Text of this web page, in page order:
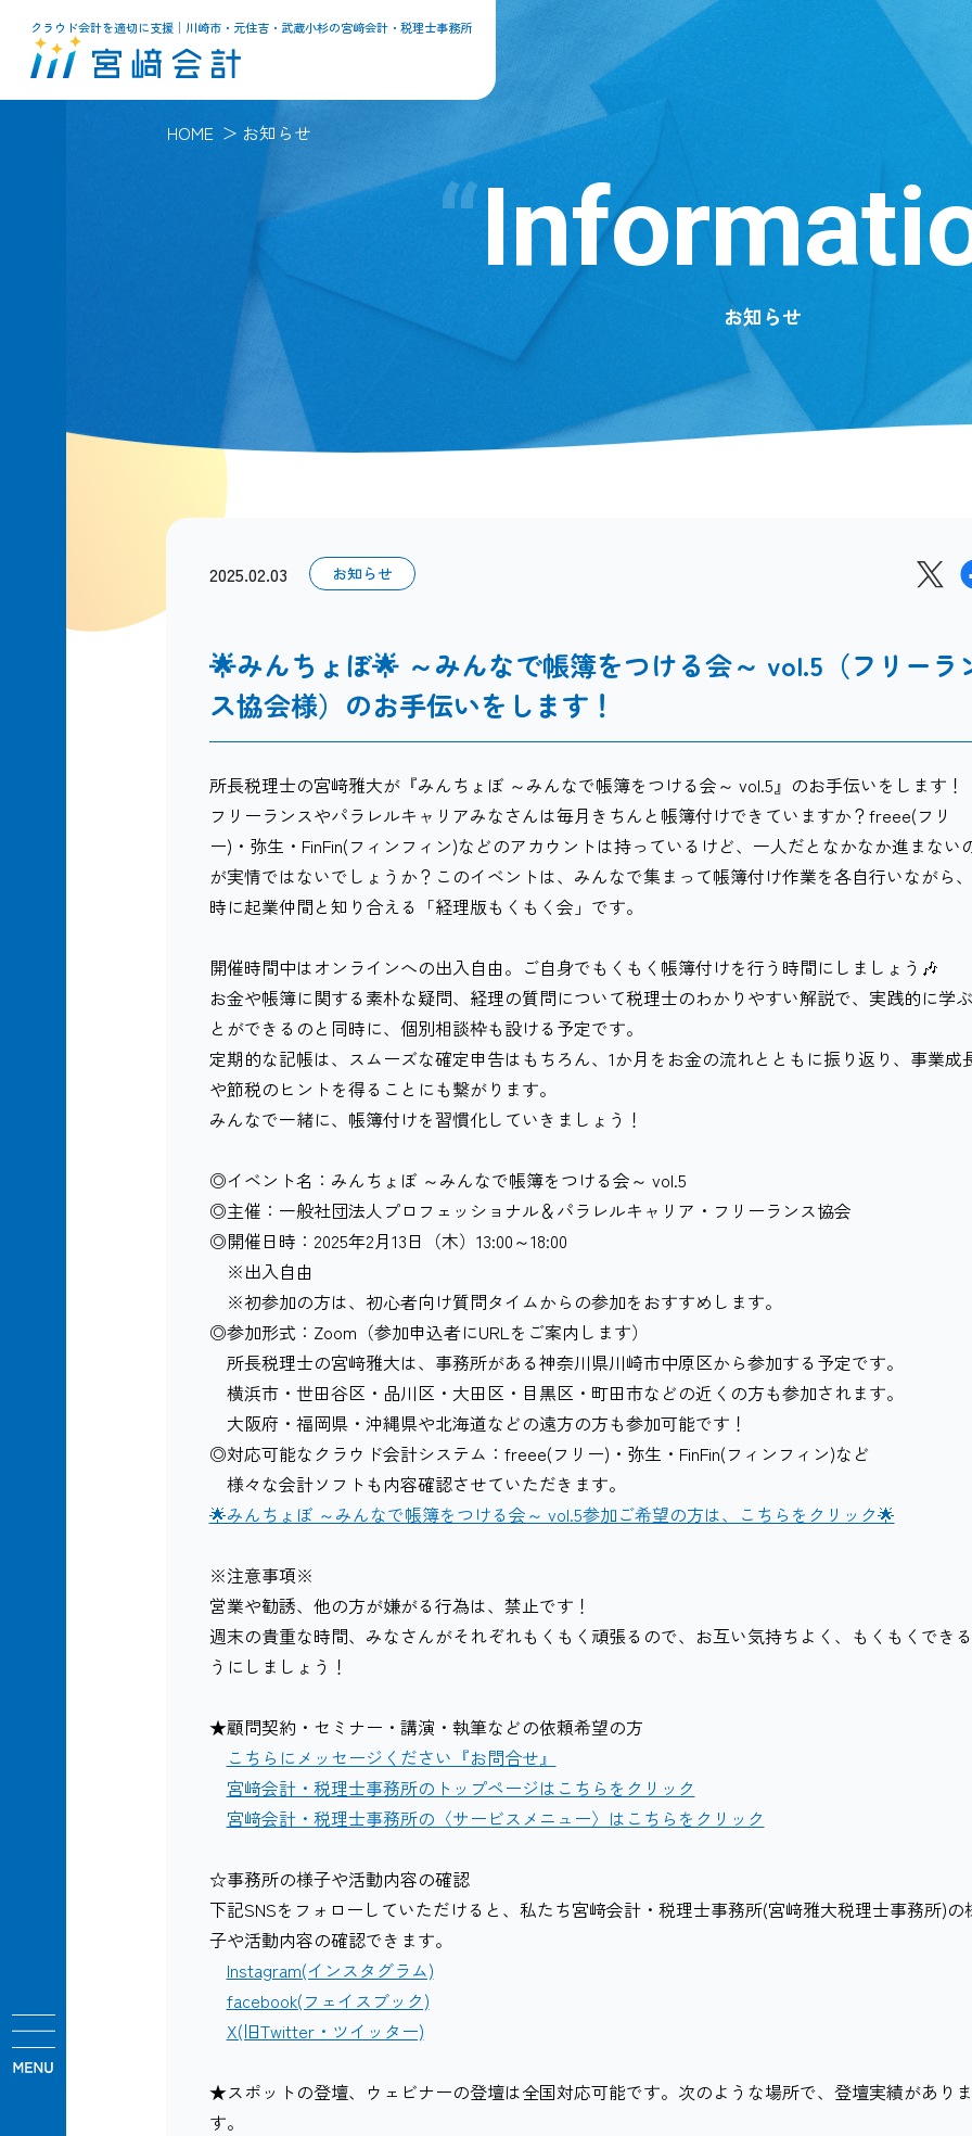
クラウド会計を適切に支援│川崎市・元住吉・武蔵小杉の宮﨑会計・税理士事務所
HOME お知らせ
お知らせ
2025.02.03 お知らせ
🌟みんちょぼ🌟 ～みんなで帳簿をつける会～ vol.5（フリーラ
ス協会様）のお手伝いをします！
所長税理士の宮﨑雅大が『みんちょぼ ～みんなで帳簿をつける会～ vol.5』のお手伝いをします！
フリーランスやパラレルキャリアみなさんは毎月きちんと帳簿付けできていますか？freee(フリ
ー)・弥生・FinFin(フィンフィン)などのアカウントは持っているけど、一人だとなかなか進まない
が実情ではないでしょうか？このイベントは、みんなで集まって帳簿付け作業を各自行いながら
時に起業仲間と知り合える「経理版もくもく会」です。
開催時間中はオンラインへの出入自由。ご自身でもくもく帳簿付けを行う時間にしましょう🎶
お金や帳簿に関する素朴な疑問、経理の質問について税理士のわかりやすい解説で、実践的に学
とができるのと同時に、個別相談枠も設ける予定です。
定期的な記帳は、スムーズな確定申告はもちろん、1か月をお金の流れとともに振り返り、事業成
や節税のヒントを得ることにも繋がります。
みんなで一緒に、帳簿付けを習慣化していきましょう！
◎イベント名：みんちょぼ ～みんなで帳簿をつける会～ vol.5
◎主催：一般社団法人プロフェッショナル＆パラレルキャリア・フリーランス協会
◎開催日時：2025年2月13日（木）13:00～18:00
※出入自由
※初参加の方は、初心者向け質問タイムからの参加をおすすめします。
◎参加形式：Zoom（参加申込者にURLをご案内します）
所長税理士の宮﨑雅大は、事務所がある神奈川県川崎市中原区から参加する予定です。
横浜市・世田谷区・品川区・大田区・目黒区・町田市などの近くの方も参加されます。
大阪府・福岡県・沖縄県や北海道などの遠方の方も参加可能です！
◎対応可能なクラウド会計システム：freee(フリー)・弥生・FinFin(フィンフィン)など
様々な会計ソフトも内容確認させていただきます。
🌟みんちょぼ ～みんなで帳簿をつける会～ vol.5参加ご希望の方は、こちらをクリック🌟
※注意事項※
営業や勧誘、他の方が嫌がる行為は、禁止です！
週末の貴重な時間、みなさんがそれぞれもくもく頑張るので、お互い気持ちよく、もくもくでき
うにしましょう！
★顧問契約・セミナー・講演・執筆などの依頼希望の方
こちらにメッセージください『お問合せ』
宮﨑会計・税理士事務所のトップページはこちらをクリック
宮﨑会計・税理士事務所の〈サービスメニュー〉はこちらをクリック
☆事務所の様子や活動内容の確認
下記SNSをフォローしていただけると、私たち宮﨑会計・税理士事務所(宮﨑雅大税理士事務所)の
子や活動内容の確認できます。
Instagram(インスタグラム)
facebook(フェイスブック)
X(旧Twitter・ツイッター)
★スポットの登壇、ウェビナーの登壇は全国対応可能です。次のような場所で、登壇実績がありま
す。